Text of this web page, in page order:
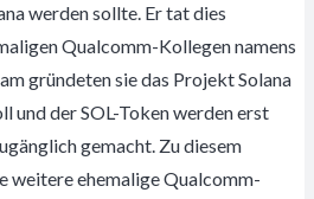
werden sollte. Er tat dies
Qualcomm-Kollegen namens
gründeten sie das Projekt Solana
und der SOL-Token werden erst
gemacht. Zu diesem
weitere ehemalige Qualcomm-